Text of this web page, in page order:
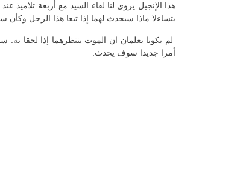
هذا الإنجيل يروي لنا لقاء السيد مع أربعة
يتساءلا ماذا سيحدث لهما إذا تبعا هذا الرجل
لم يكونا يعلمان ان الموت ينتظرهما إذا لحقا
أمرا جديدا سوف يحدث.